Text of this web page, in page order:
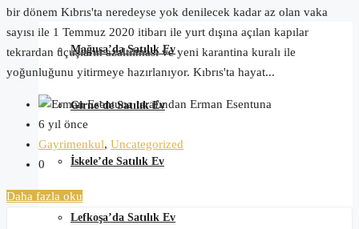
Mağusa’da Satılık Ev
Girne’de Satılık Ev
İskele’de Satılık Ev
Lefkoşa’da Satılık Ev
bir dönem Kıbrıs'ta neredeyse yok denilecek kadar az olan vaka
sayısı ile 1 Temmuz 2020 itibarı ile yurt dışına açılan kapılar
tekrardan uçuşların azaltılması ve yeni karantina kuralı ile
yoğunluğunu yitirmeye hazırlanıyor. Kıbrıs'ta hayat...
tarafından Erman Esentuna
6 yıl önce
Gayrimenkul, Uncategorized
0
Daha fazla oku